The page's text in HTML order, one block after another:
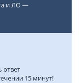
и ЛО —
ответ
15 минут!